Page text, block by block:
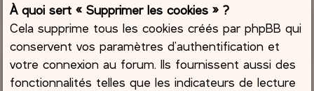
À quoi sert « Supprimer les cookies » ?
Cela supprime tous les cookies créés par phpBB qui
conservent vos paramètres d’authentification et
votre connexion au forum. Ils fournissent aussi des
fonctionnalités telles que les indicateurs de lecture